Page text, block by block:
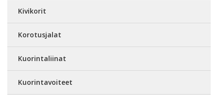
Kivikorit
Korotusjalat
Kuorintaliinat
Kuorintavoiteet